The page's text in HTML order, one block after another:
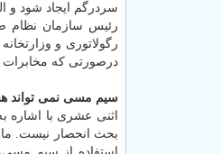
سردرگم ایجاد شود و
رئیس سازمان نظام
رگولاتوری و
درصورتی كه مخابرات
سیم مسی نمی
بحث انحصار نیست. ما